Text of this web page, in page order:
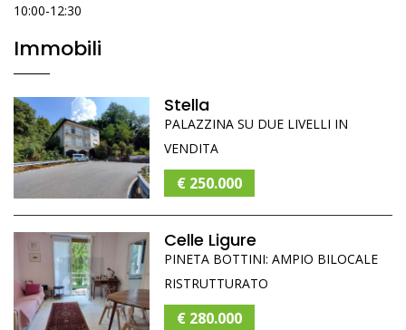
10:00-12:30
Immobili
Stella
PALAZZINA SU DUE LIVELLI IN
VENDITA
€ 250.000
Celle Ligure
PINETA BOTTINI: AMPIO BILOCALE
RISTRUTTURATO
€ 280.000